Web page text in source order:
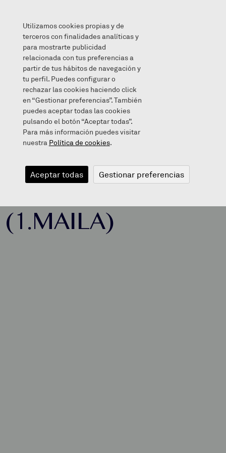
WALKING IN THE JUNGLE (1.MAILA)
2014/02/19
WALKING IN
THE JUNGLE
(1.MAILA)
Utilizamos cookies propias y de
terceros con finalidades analíticas y
para mostrarte publicidad
relacionada con tus preferencias a
partir de tus hábitos de navegación y
tu perfil. Puedes configurar o
rechazar las cookies haciendo click
en “Gestionar preferencias”. También
puedes aceptar todas las cookies
pulsando el botón “Aceptar todas”.
Para más información puedes visitar
nuestra Política de cookies.
Aceptar todas Gestionar preferencias